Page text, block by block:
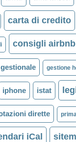
carta di credito
consigli airbnb
gestionale gestione
iphone istat
dirette
iCal